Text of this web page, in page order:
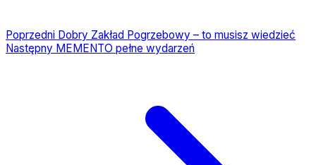
Poprzedni Dobry Zakład Pogrzebowy – to musisz wiedzieć
Następny MEMENTO pełne wydarzeń